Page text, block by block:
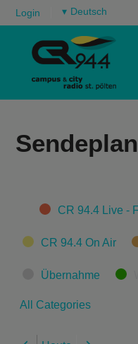
Login ▾
Sendeplan
CategoriesCR 94.4 Live -
CR 94.4 On Air
Übernahme
All Categories